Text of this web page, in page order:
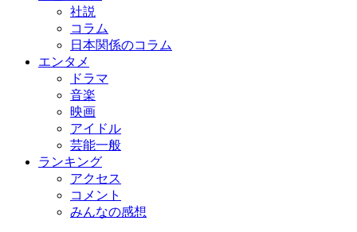
社説
コラム
日本関係のコラム
エンタメ
ドラマ
音楽
映画
アイドル
芸能一般
ランキング
アクセス
コメント
みんなの感想